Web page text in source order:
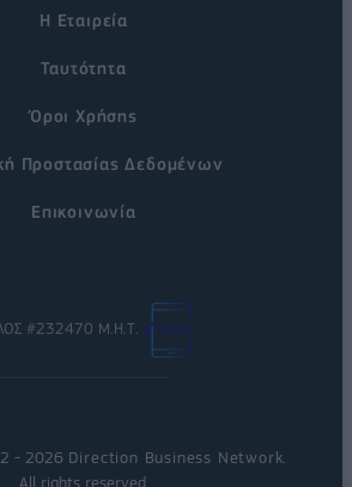
Η Εταιρεία
Ταυτότητα
Όροι Χρήσης
Προστασίας Δεδομένων
Επικοινωνία
#232470 Μ.Η.Τ.
- 2026 Direction Business Network
All rights reserved.